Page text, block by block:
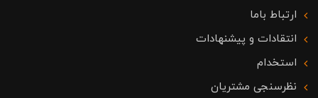
ارتباط باما
انتقادات و پیشنهادات
استخدام
نظرسنجی مشتریان